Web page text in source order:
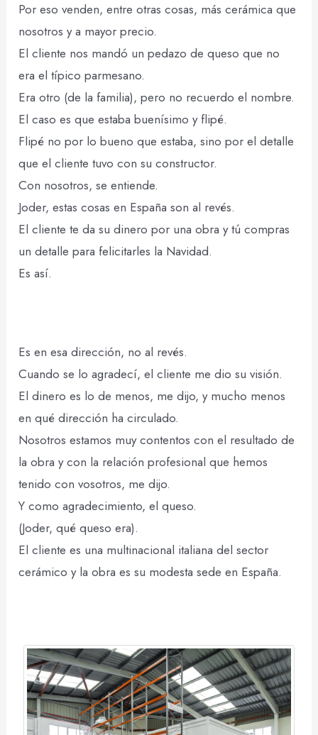
Por eso venden, entre otras cosas, más cerámica que
nosotros y a mayor precio.
El cliente nos mandó un pedazo de queso que no
era el típico parmesano.
Era otro (de la familia), pero no recuerdo el nombre.
El caso es que estaba buenísimo y flipé.
Flipé no por lo bueno que estaba, sino por el detalle
que el cliente tuvo con su constructor.
Con nosotros, se entiende.
Joder, estas cosas en España son al revés.
El cliente te da su dinero por una obra y tú compras
un detalle para felicitarles la Navidad.
Es así.
Es en esa dirección, no al revés.
Cuando se lo agradecí, el cliente me dio su visión.
El dinero es lo de menos, me dijo, y mucho menos
en qué dirección ha circulado.
Nosotros estamos muy contentos con el resultado de
la obra y con la relación profesional que hemos
tenido con vosotros, me dijo.
Y como agradecimiento, el queso.
(Joder, qué queso era).
El cliente es una multinacional italiana del sector
cerámico y la obra es su modesta sede en España.